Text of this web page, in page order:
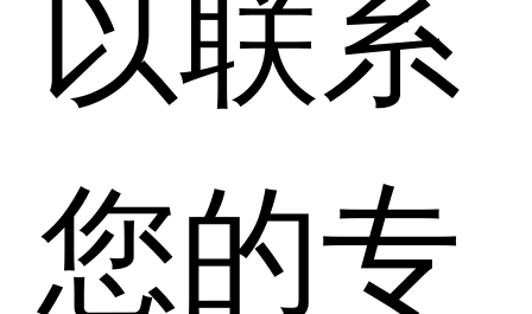
您的专